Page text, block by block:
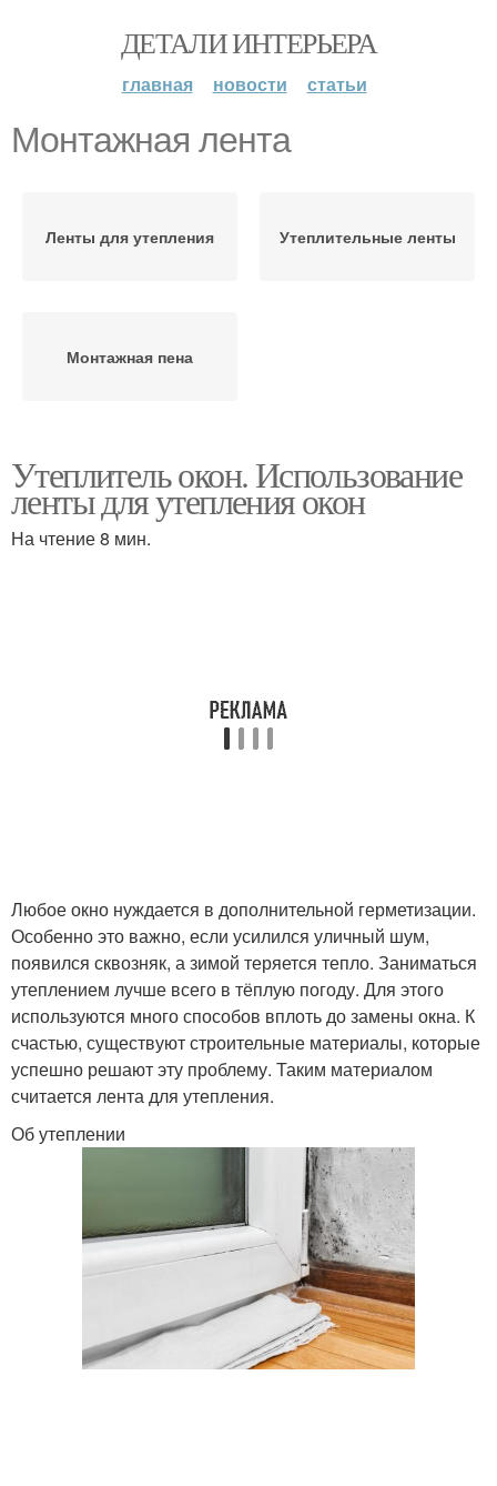
ДЕТАЛИ ИНТЕРЬЕРА
главная новости статьи
Монтажная лента
Ленты для утепления Утеплительные ленты
Монтажная пена
Утеплитель окон. Использование
ленты для утепления окон
На чтение 8 мин.
Любое окно нуждается в дополнительной герметизации.
Особенно это важно, если усилился уличный шум,
появился сквозняк, а зимой теряется тепло. Заниматься
утеплением лучше всего в тёплую погоду. Для этого
используются много способов вплоть до замены окна. К
счастью, существуют строительные материалы, которые
успешно решают эту проблему. Таким материалом
считается лента для утепления.
Об утеплении